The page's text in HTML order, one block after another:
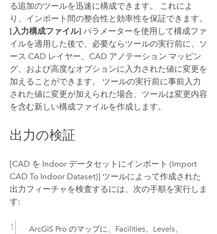
る追加のツールを迅速に構成できます。 これによ
り、インポート間の整合性と効率性を保証できます。
[入力構成ファイル] パラメーターを使用して構成ファ
イルを適用した後で、必要ならツールの実行前に、ソ
ース CAD レイヤー、CAD アノテーション マッピン
グ、および高度なオプションに入力された値に変更を
加えることができます。 ツールの実行前に事前入力
された値に変更が加えられた場合、ツールは変更内容
を含む新しい構成ファイルを作成します。
出力の検証
[CAD を Indoor データセットにインポート (Import
CAD To Indoor Dataset)] ツールによって作成された
出力フィーチャを検査するには、次の手順を実行しま
す:
ArcGIS Pro のマップに、Facilities、Levels、